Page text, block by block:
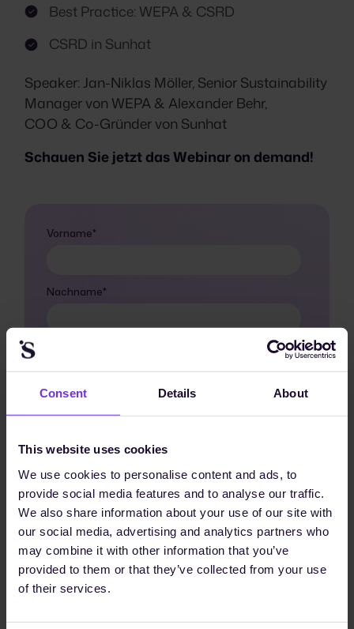
Consent Details About
This website uses cookies
We use cookies to personalise content and ads, to
provide social media features and to analyse our traffic.
We also share information about your use of our site with
our social media, advertising and analytics partners who
may combine it with other information that you’ve
provided to them or that they’ve collected from your use
of their services.
Best Practice: WEPA & CSRD
CSRD in Sunhat
Speaker: Jan-Niklas Möller, Senior Sustainability
Manager von WEPA & Alexander Behr,
COO & Co-Gründer von Sunhat
Schauen Sie jetzt das Webinar on demand!
Vorname*
Nachname*
Ich stimme zu, Kommunikation von Sunhat GmbH
zu erhalten.
Ich verstehe und akzeptiere die
Datenschutzerklärung.*